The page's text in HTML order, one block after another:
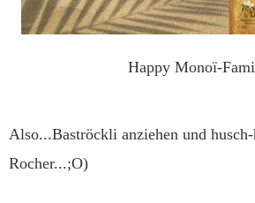
Happy Monoï-
Also...Baströckli anziehen und
Rocher...;O)